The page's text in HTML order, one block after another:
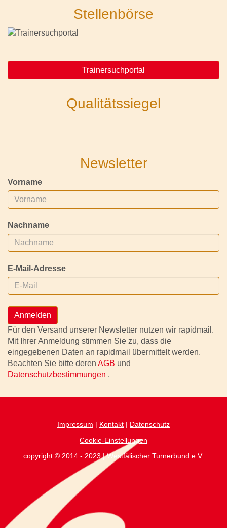
Stellenbörse
Trainersuchportal
Qualitätssiegel
Newsletter
Vorname
Nachname
E-Mail-Adresse
Anmelden
Für den Versand unserer Newsletter nutzen wir rapidmail.
Mit Ihrer Anmeldung stimmen Sie zu, dass die
eingegebenen Daten an rapidmail übermittelt werden.
Beachten Sie bitte deren AGB und
Datenschutzbestimmungen .
Impressum | Kontakt | Datenschutz
Cookie-Einstellungen
copyright © 2014 - 2023 | Westfälischer Turnerbund.e.V.